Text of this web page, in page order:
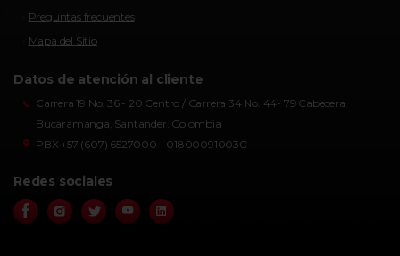
Preguntas frecuentes
Mapa del Sitio
Datos de atención al cliente
Carrera 19 No. 36 - 20 Centro / Carrera 34 No. 44- 79 Cabecera
Bucaramanga, Santander, Colombia
PBX +57 (607) 6527000 - 018000910030
Redes sociales